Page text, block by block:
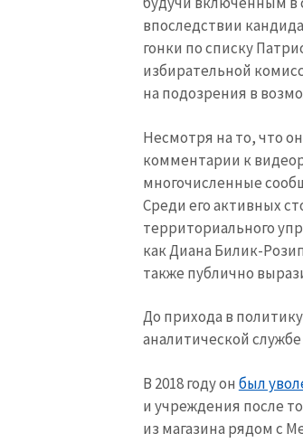
впоследствии
гонки по списку
избирательной
на подозрения в
Несмотря на то, что
комментарии к
многочисленные
Среди его активных
территориального
как Диана Билик-
также публично
До прихода в
аналитической
В 2018 году он был
и учреждения после
из магазина рядом с